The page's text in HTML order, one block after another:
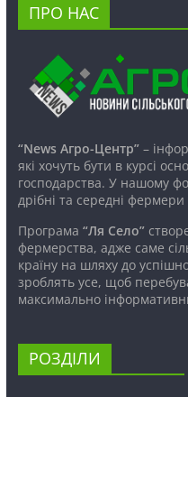
ПРО НАС
“News Агро-Центр”–
які хочуть бути в курсі
господарства. У нашому
дрібні та середні фермери
Програма “Ля Село”
фермерства, адже саме
країну на шляху до
зроблять усе, щоб
максимально
РОЗДІЛИ
АГРОТЕХНІКА